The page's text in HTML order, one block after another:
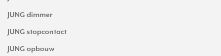
JUNG dimmer
JUNG stopcontact
JUNG opbouw